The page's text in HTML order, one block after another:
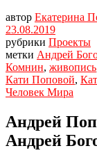
автор Екатерина
23.08.2019
рубрики Проекты
метки Андрей
Комнин, живопись
Кати Поповой,
Человек Мира
Андрей
Андрей